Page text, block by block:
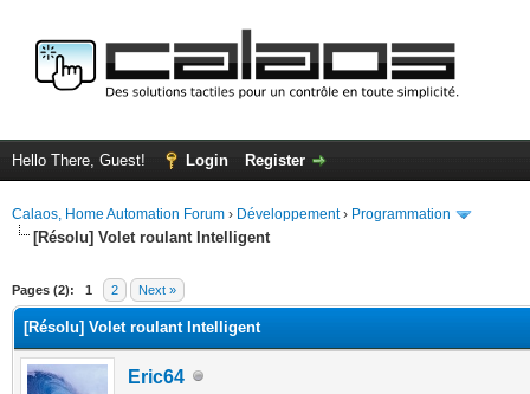
Hello There, Guest! Login Register
Calaos, Home Automation Forum › Développement› Programmation
[Résolu] Volet roulant Intelligent
Pages (2): 1 2 Next »
[Résolu] Volet roulant Intelligent
Eric64